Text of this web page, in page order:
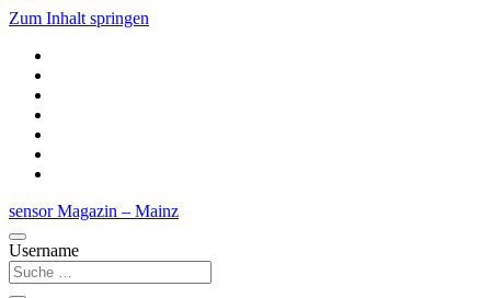
Zum Inhalt springen
sensor Magazin – Mainz
Username